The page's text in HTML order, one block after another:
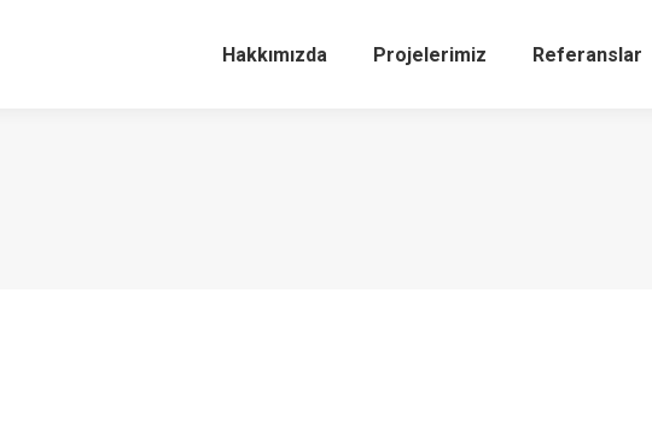
Hakkımızda Projelerimiz Referanslar